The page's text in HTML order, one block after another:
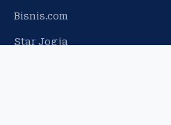
Bisnis.com
Star Jogja